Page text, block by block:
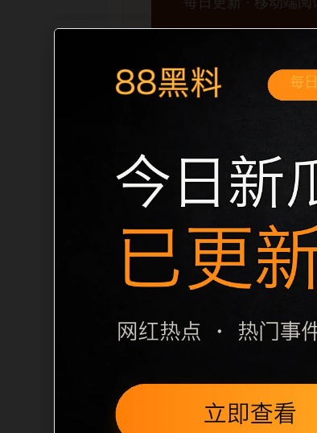
吃瓜下载免费平台今日吃瓜移动
面先给出清晰主题，再把相关入
题、明确描述和本地主题图，避
内链关系。图片说明统一绑定站
栏目内容归集
别一致主题。后续每日采集时，
面，应通过不同角度补充事件背
sitemap 入口，保证重要页面点
读、移动端打开时图片和摘要是